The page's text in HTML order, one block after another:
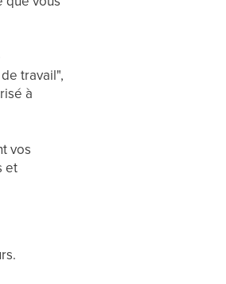
travail",
à
vos
et